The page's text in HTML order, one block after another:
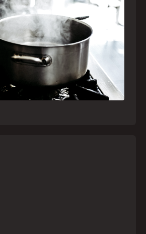
a improvisar para se
risco de queimaduras
e, com ele, práticas perigosas
voltam a ser comuns. Saiba
e como agir em caso de